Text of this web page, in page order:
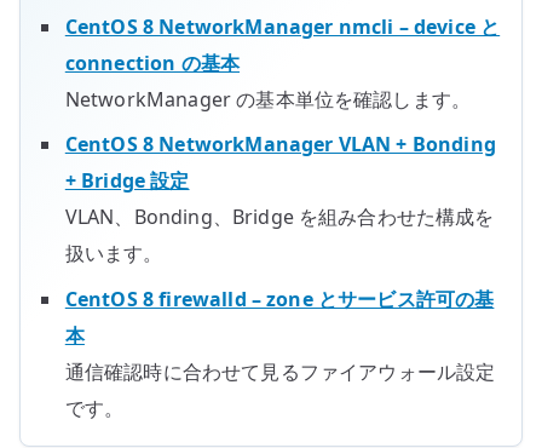
CentOS 8 NetworkManager nmcli – device と
connection の基本
NetworkManager の基本単位を確認します。
CentOS 8 NetworkManager VLAN + Bonding
+ Bridge 設定
VLAN、Bonding、Bridge を組み合わせた構成を
扱います。
CentOS 8 firewalld – zone とサービス許可の基
本
通信確認時に合わせて見るファイアウォール設定
です。